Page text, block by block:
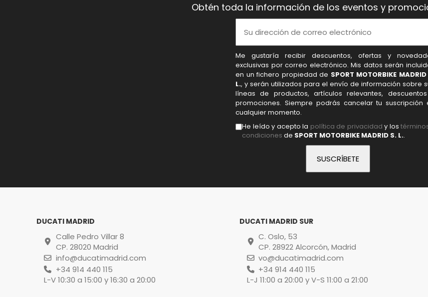
Obtén toda la información de los eventos y
Me gustaría recibir descuentos, ofertas y
exclusivas por correo electrónico. Mis datos serán
en un fichero propiedad de SPORT MOTORBIKE
L., y serán utilizados para el envío de información sobre
líneas de productos, artículos relevantes,
promociones. Siempre podrás cancelar tu suscripción
cualquier momento.
He leído y acepto la política de privacidad y los
condiciones de SPORT MOTORBIKE MADRID S. L..
DUCATI MADRID
Calle Pedro Villar 8
CP. 28020 Madrid
info@ducatimadrid.com
+34 914 440 115
L-V 10:30 a 15:00 y 16:30 a 20:00
DUCATI MADRID SUR
C. Oslo, 53
CP. 28922 Alcorcón, Madrid
vo@ducatimadrid.com
+34 914 440 115
L-J 11:00 a 20:00 y V-S 11:00 a 21:00